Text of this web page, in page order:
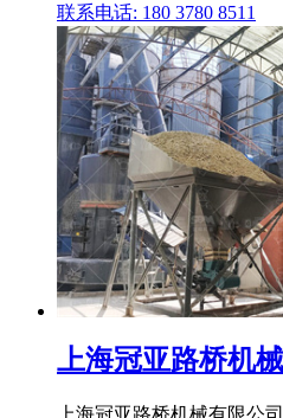
联系电话: 180 3780 8511
上海冠亚路桥机
上海冠亚路桥机械有限公